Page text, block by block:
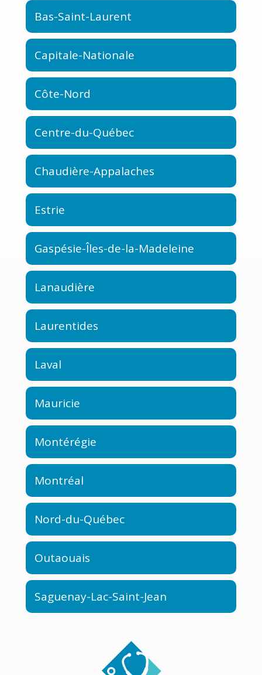
Bas-Saint-Laurent
Capitale-Nationale
Côte-Nord
Centre-du-Québec
Chaudière-Appalaches
Estrie
Gaspésie-Îles-de-la-Madeleine
Lanaudière
Laurentides
Laval
Mauricie
Montérégie
Montréal
Nord-du-Québec
Outaouais
Saguenay-Lac-Saint-Jean